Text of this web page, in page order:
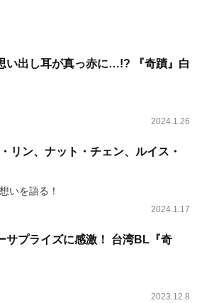
い出し耳が真っ赤に…!? 『奇蹟』白
2024.1.26
リン、ナット・チェン、ルイス・
いを語る！
2024.1.17
サプライズに感激！ 台湾BL『奇
2023.12.8